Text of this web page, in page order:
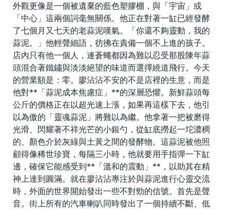
外觀更像是一個被遺棄的藍色塑膠棚，與「宇宙」或
「中心」這兩個詞毫無關係。他正在對著一缸已經發酵
了七個月又七天的老蒜泥嘆氣。「你還不夠靈動，我的
蒜泥。」他輕聲細語，彷彿在責備一個不上進的孩子。
店內只有他一個人，連蒼蠅都因為難以忍受那股陳年蒜
頭混合著鐵鏽與淡淡絕望的味道而選擇繞道飛行。今天
的營業額是：零。廖沾沾不安的不是店裡的生意，而是
他對**「蒜泥成本焦慮症」**的深層恐懼。新鮮蒜頭每
公斤的價格正在以超光速上漲，如果再這樣下去，他引
以為傲的「靈魂蒜泥」將難以為繼。他拿著一把被磨得
光滑、閃耀著不祥光芒的小銀勺，從缸底撈起一坨濃稠
的、顏色介於灰綠與土黃之間的發酵物。這蒜泥被他照
顧得像稀世珍寶，每隔三小時，他就要用手指彈一下缸
邊，確保它能感受到**「溫和的震動」**，以助其在精
神上達到圓滿。就在廖沾沾專注於與蒜泥進行心靈交流
時，外面的世界開始發出一些不對勁的信號。首先是聲
音。街上所有的汽車喇叭同時發出了一個持續不斷、低